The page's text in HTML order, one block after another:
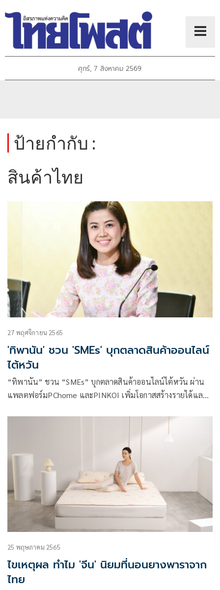
ศุกร์, 7 สิงหาคม 2569
ป้ายกำกับ :
สินค้าไทย
27 พฤศจิกายน 2565
'ทิพานัน' ชวน 'SMEs' บุกตลาดสินค้าออนไลน์
ไต้หวัน
“ทิพานัน” ชวน “SMEs” บุกตลาดสินค้าออนไลน์ไต้หวัน ผ่าน
แพลตฟอร์มPChome และPINKOI เพิ่มโอกาสสร้างรายได้และ
25 พฤษภาคม 2565
ไขเหตุผล ทำไม 'จีน' นิยมที่นอนยางพาราจาก
ไทย